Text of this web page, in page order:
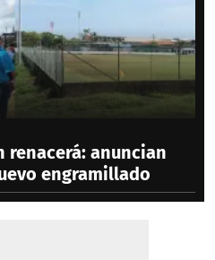
renacerá: anuncian
engramillado